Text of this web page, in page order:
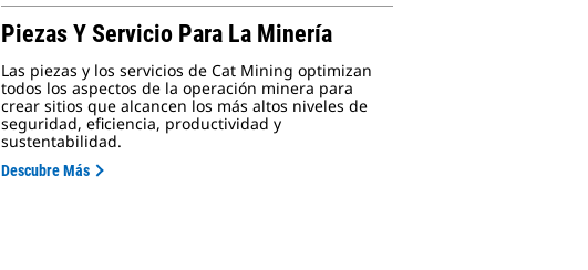
Piezas Y Servicio Para La Minería
Las piezas y los servicios de Cat Mining optimizan
todos los aspectos de la operación minera para
crear sitios que alcancen los más altos niveles de
seguridad, eficiencia, productividad y
sustentabilidad.
Descubre Más